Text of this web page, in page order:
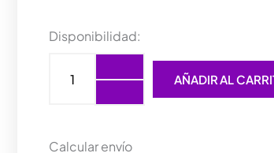
Disponibilidad:
MONITOR
B
AÑADIR AL
Calcular envío